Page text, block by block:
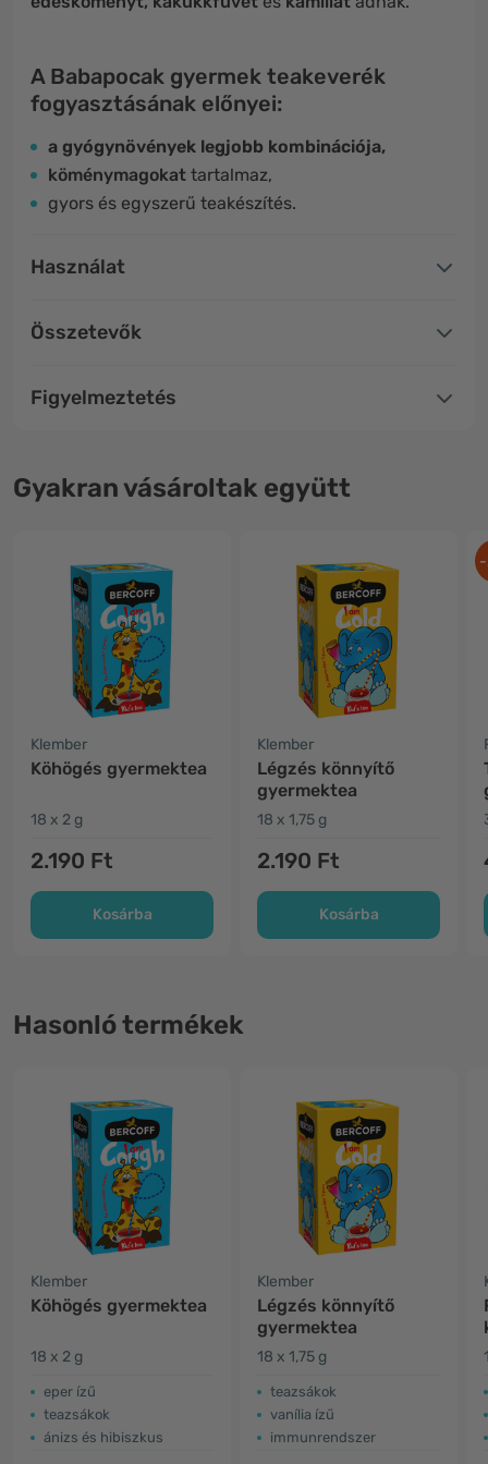
A Babapocak gyermek teakeverék
fogyasztásának előnyei:
a gyógynövények legjobb kombinációja,
köménymagokat tartalmaz,
gyors és egyszerű teakészítés.
Használat
Összetevők
Figyelmeztetés
Gyakran vásároltak együtt
Klember
Köhögés gyermektea
18 x 2 g
2.190 Ft
Kosárba
Klember
Légzés könnyítő
gyermektea
18 x 1,75 g
2.190 Ft
Kosárba
Hasonló termékek
Klember
Köhögés gyermektea
18 x 2 g
eper ízű
teazsákok
ánizs és hibiszkus
Klember
Légzés könnyítő
gyermektea
18 x 1,75 g
teazsákok
vanília ízű
immunrendszer